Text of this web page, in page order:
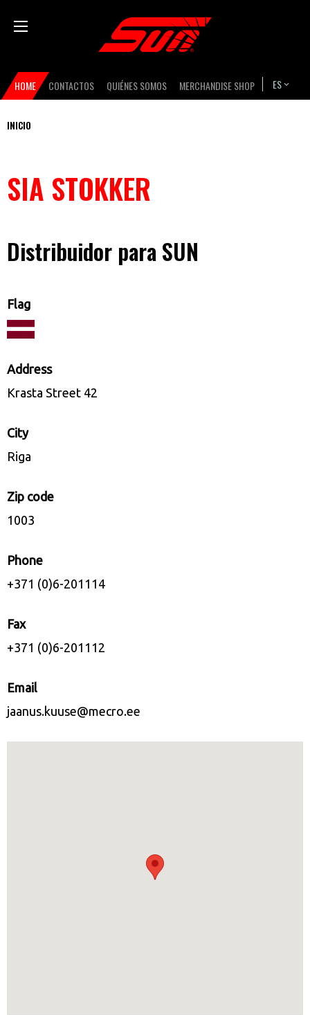
Secondary
navigation
HOME CONTACTOS QUIÉNES SOMOS MERCHANDISE SHOP ES
Usted
está
aquí
INICIO
SIA STOKKER
Distribuidor para SUN
Flag
Address
Krasta Street 42
City
Riga
Zip code
1003
Phone
+371 (0)6-201114
Fax
+371 (0)6-201112
Email
jaanus.kuuse@mecro.ee